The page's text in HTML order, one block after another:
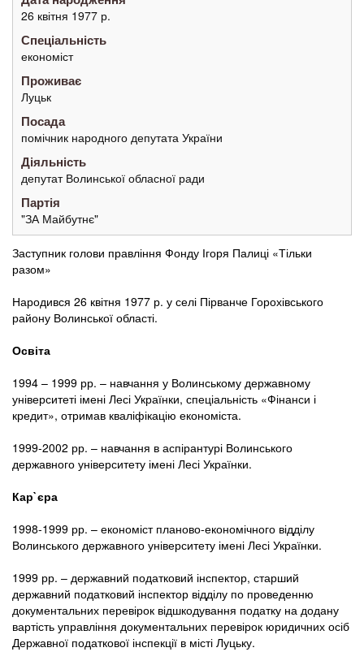
26 квітня 1977 р.
Спеціальність
економіст
Проживає
Луцьк
Посада
помічник народного депутата України
Діяльність
депутат Волинської обласної ради
Партія
"ЗА Майбутнє"
Заступник голови правління Фонду Ігоря Палиці «Тільки
разом»
Народився 26 квітня 1977 р. у селі Пірванче Горохівського
району Волинської області.
Освіта
1994 – 1999 рр. – навчання у Волинському державному
університеті імені Лесі Українки, спеціальність «Фінанси і
кредит», отримав кваліфікацію економіста.
1999-2002 рр. – навчання в аспірантурі Волинського
державного університету імені Лесі Українки.
Кар`єра
1998-1999 рр. – економіст планово-економічного відділу
Волинського державного університету імені Лесі Українки.
1999 рр. – державний податковий інспектор, старший
державний податковий інспектор відділу по проведенню
документальних перевірок відшкодування податку на додану
вартість управління документальних перевірок юридичних осіб
Державної податкової інспекції в місті Луцьку.